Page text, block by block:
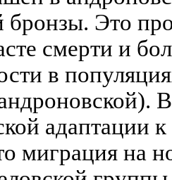
бронзы. Это
смерти и
в
адаптации
миграция на